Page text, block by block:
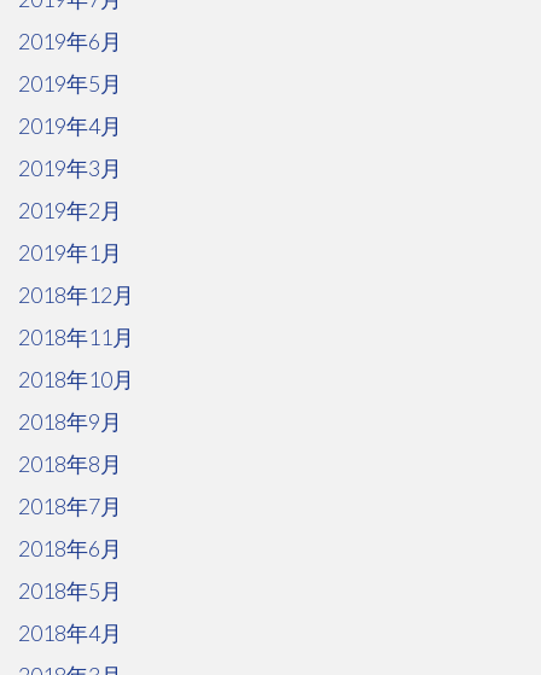
2019年6月
2019年5月
2019年4月
2019年3月
2019年2月
2019年1月
2018年12月
2018年11月
2018年10月
2018年9月
2018年8月
2018年7月
2018年6月
2018年5月
2018年4月